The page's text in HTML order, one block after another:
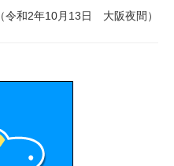
（令和2年10月13日 大阪夜間）